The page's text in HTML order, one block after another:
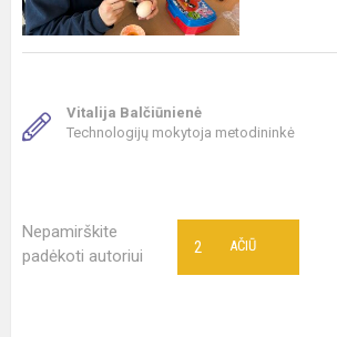
Vitalija Balčiūnienė
Technologijų mokytoja metodininkė
Nepamirškite
padėkoti autoriui
AČIŪ
2